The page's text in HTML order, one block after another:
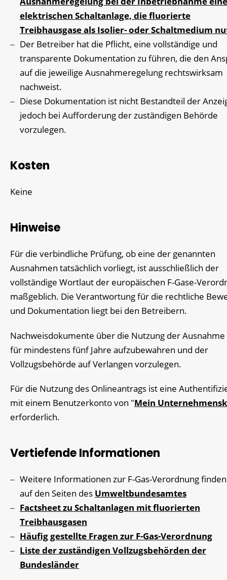
elektrischen Schaltanlage, die fluorierte
Treibhausgase als Isolier- oder Schaltmedium
Der Betreiber hat die Pflicht, eine vollständige und
transparente Dokumentation zu führen, die den
auf die jeweilige Ausnahmeregelung rechtswirksam
nachweist.
Diese Dokumentation ist nicht Bestandteil der
jedoch bei Aufforderung der zuständigen Behörde
vorzulegen.
Kosten
Keine
Hinweise
Für die verbindliche Prüfung, ob eine der genannten
Ausnahmen tatsächlich vorliegt, ist ausschließlich der
vollständige Wortlaut der europäischen F-Gase-
maßgeblich. Die Verantwortung für die rechtliche
und Dokumentation liegt bei den Betreibern.
Nachweisdokumente über die Nutzung der Ausnahme
für mindestens fünf Jahre aufzubewahren und der
Vollzugsbehörde auf Verlangen vorzulegen.
Für die Nutzung des Onlineantrags ist eine
mit einem Benutzerkonto von "Mein
erforderlich.
Vertiefende Informationen
Weitere Informationen zur F-Gas-Verordnung
auf den Seiten des Umweltbundesamtes
Factsheet zu Schaltanlagen mit fluorierten
Treibhausgasen
Häufig gestellte Fragen zur F-Gas-Verordnung
Liste der zuständigen Vollzugsbehörden der
Bundesländer